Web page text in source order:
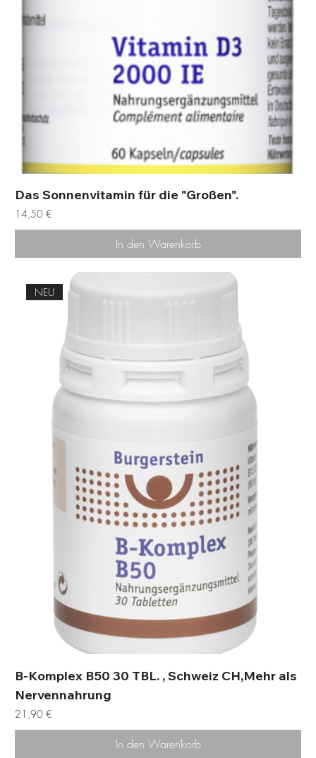
Das Sonnenvitamin für die "Großen".
Preis
14,50 €
In den Warenkorb
NEU
B-Komplex B50 30 TBL. , Schweiz CH,Mehr als
Nervennahrung
Preis
21,90 €
In den Warenkorb